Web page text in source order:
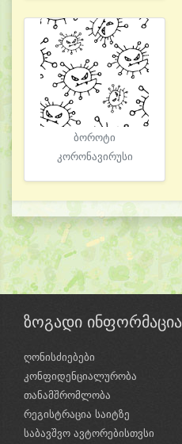
ბოროტი
კორონავირუსი
ზოგადი ინფორმაცია
ღონისძიებები
კონფიდენციალურობა
თანამშრომლობა
რეგისტრაცია საიტზე
საბავშვო ავტორებისთვსი